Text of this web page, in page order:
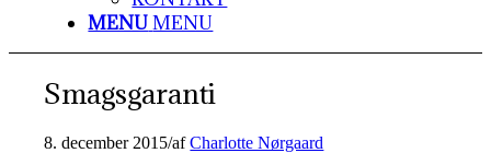
MENU MENU
Smagsgaranti
8. december 2015/afCharlotte Nørgaard